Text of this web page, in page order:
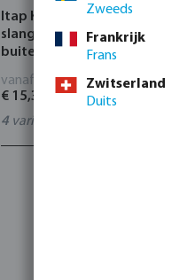
Itap Kogelkraan met
slangwartel messing
buitendraad x slangtule
vanaf
€ 15,34
4varianten
Zweeds
Frankrijk
Frans
Zwitserland
Duits